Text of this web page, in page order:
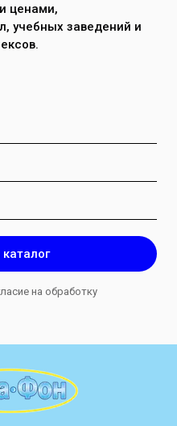
ценами,
учебных заведений и
на обработку